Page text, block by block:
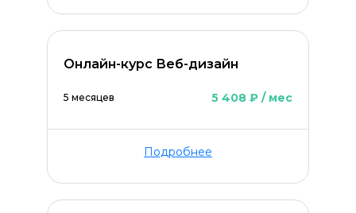
Онлайн-курс Веб-дизайн
5 месяцев 5 408 ₽ / мес
Подробнее